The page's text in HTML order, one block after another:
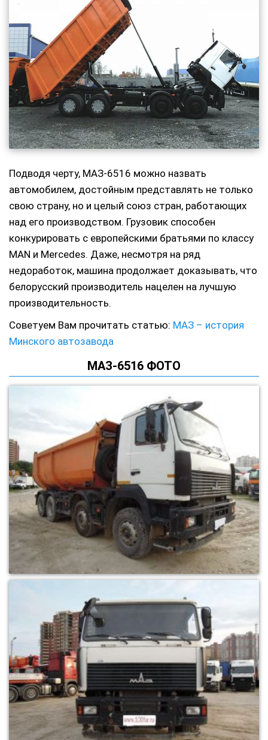
Подводя черту, МАЗ-6516 можно назвать
автомобилем, достойным представлять не только
свою страну, но и целый союз стран, работающих
над его производством. Грузовик способен
конкурировать с европейскими братьями по классу
MAN и Mercedes. Даже, несмотря на ряд
недоработок, машина продолжает доказывать, что
белорусский производитель нацелен на лучшую
производительность.
Советуем Вам прочитать статью: МАЗ – история
Минского автозавода
МАЗ-6516 ФОТО